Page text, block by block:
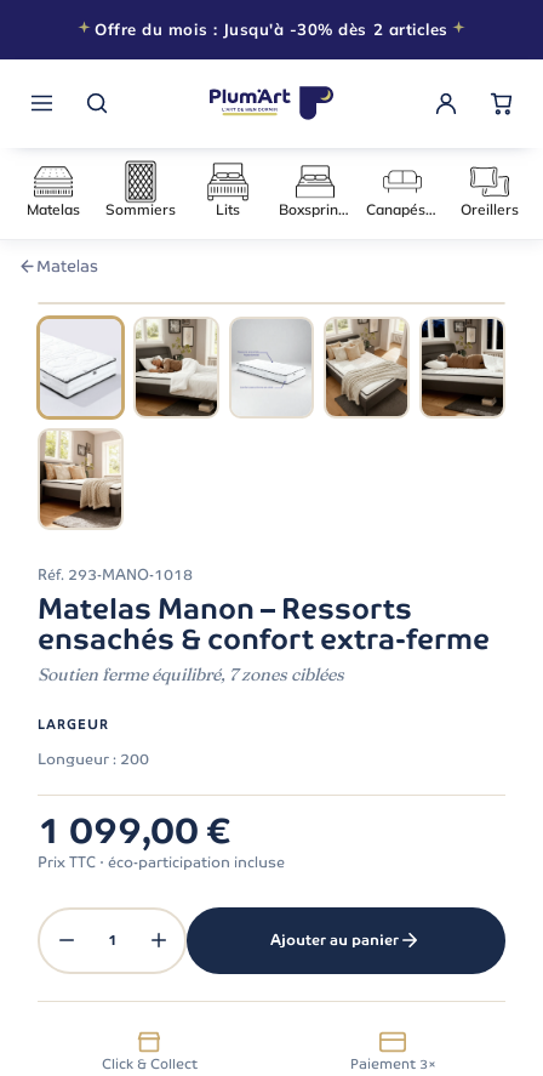
Offre du mois : Jusqu'à -30% dès 2 articles
Matelas
Matelas
−30% DÈS 2 ARTICLES
090 × 200
Réf. 293-MANO-1018
Matelas Manon – Ressorts
ensachés & confort extra-ferme
Soutien ferme équilibré, 7 zones ciblées
LARGEUR
Longueur : 200
1 099,00 €
Prix TTC · éco-participation incluse
1 Ajouter au panier
Click & Collect Paiement 3×